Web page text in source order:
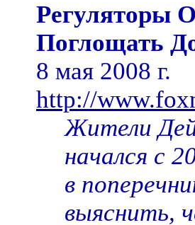
Регуляторы
Поглощать
8 мая 2008 г.
http://
Жители
начался с
в
выяснить,